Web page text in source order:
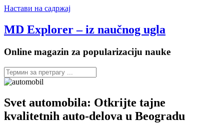
Настави на садржај
MD Explorer – iz naučnog ugla
Online magazin za popularizaciju nauke
Svet automobila: Otkrijte tajne
kvalitetnih auto-delova u Beogradu